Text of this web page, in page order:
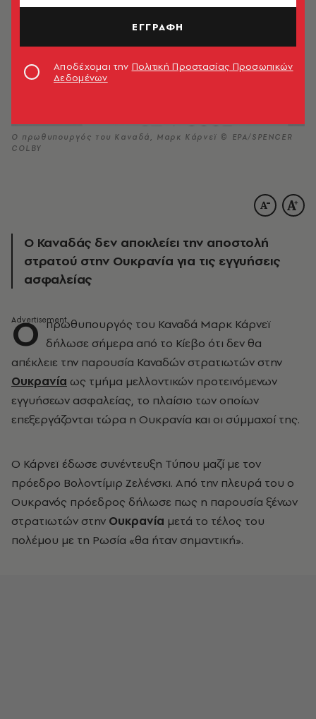
Ο πρωθυπουργός του Καναδά, Μαρκ Κάρνεϊ © ΕΡΑ/SPENCER
COLBY
Ο Καναδάς δεν αποκλείει την αποστολή
στρατού στην Ουκρανία για τις εγγυήσεις
ασφαλείας
Ο πρωθυπουργός του Καναδά Μαρκ Κάρνεϊ
δήλωσε σήμερα από το Κίεβο ότι δεν θα
απέκλειε την παρουσία Καναδών στρατιωτών στην
Ουκρανία ως τμήμα μελλοντικών προτεινόμενων
εγγυήσεων ασφαλείας, το πλαίσιο των οποίων
επεξεργάζονται τώρα η Ουκρανία και οι σύμμαχοί της.
Ο Κάρνεϊ έδωσε συνέντευξη Τύπου μαζί με τον
πρόεδρο Βολοντίμιρ Ζελένσκι. Από την πλευρά του ο
Ουκρανός πρόεδρος δήλωσε πως η παρουσία ξένων
στρατιωτών στην Ουκρανία μετά το τέλος του
πολέμου με τη Ρωσία «θα ήταν σημαντική».
ΕΓΓΡΑΦΗ
Αποδέχομαι την Πολιτική Προστασίας Προσωπικών
Δεδομένων